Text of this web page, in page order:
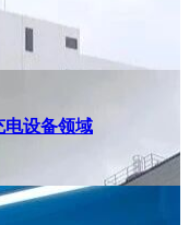
电设备领域